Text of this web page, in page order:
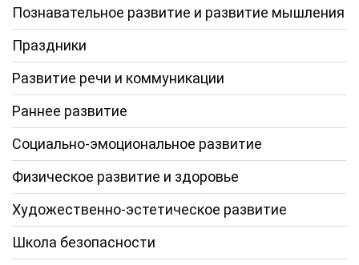
Познавательное развитие и развитие мышления
Праздники
Развитие речи и коммуникации
Раннее развитие
Социально-эмоциональное развитие
Физическое развитие и здоровье
Художественно-эстетическое развитие
Школа безопасности